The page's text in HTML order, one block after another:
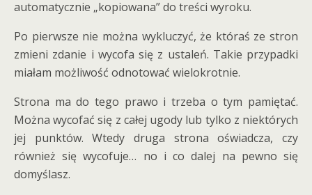
automatycznie „kopiowana” do treści wyroku.
Po pierwsze nie można wykluczyć, że któraś ze stron
zmieni zdanie i wycofa się z ustaleń. Takie przypadki
miałam możliwość odnotować wielokrotnie.
Strona ma do tego prawo i trzeba o tym pamiętać.
Można wycofać się z całej ugody lub tylko z niektórych
jej punktów. Wtedy druga strona oświadcza, czy
również się wycofuje… no i co dalej na pewno się
domyślasz.